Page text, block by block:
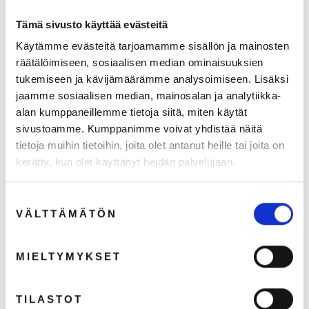
Tämä sivusto käyttää evästeitä
Käytämme evästeitä tarjoamamme sisällön ja mainosten
räätälöimiseen, sosiaalisen median ominaisuuksien
tukemiseen ja kävijämäärämme analysoimiseen. Lisäksi
jaamme sosiaalisen median, mainosalan ja analytiikka-
alan kumppaneillemme tietoja siitä, miten käytät
sivustoamme. Kumppanimme voivat yhdistää näitä
tietoja muihin tietoihin, joita olet antanut heille tai joita on
kerätty, kun olet käyttänyt heidän palvelujaan.
valinta
VÄLTTÄMÄTÖN
MIELTYMYKSET
TILASTOT
Tekninen sukka
Arvio: 5.0 5:sta tähdestä
hinta
hinta
Liukuestesukka frotee
€6,77 (ALV 0%)
SÄÄSTÄ
84%